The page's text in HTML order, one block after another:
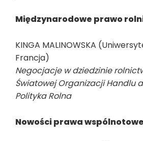
Międzynarodowe prawo
KINGA MALINOWSKA
Francja)
Negocjacje w dziedzinie
Światowej Organizacji Handlu
Polityka Rolna
Nowości prawa